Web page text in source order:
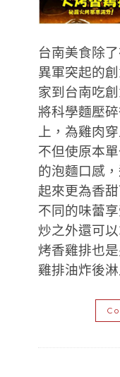
台南美食除
異軍突起的
家到台南吃
將科學麵壓
上，為雞肉
不但使原本
的泡麵口感
起來更為香
不同的味蕾
炒之外還可
烤香雞排也
雞排油炸後